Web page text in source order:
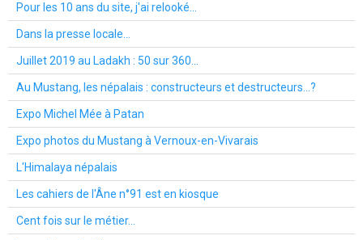
Pour les 10 ans du site, j'ai relooké...
Dans la presse locale...
Juillet 2019 au Ladakh : 50 sur 360...
Au Mustang, les népalais : constructeurs et destructeurs...?
Expo Michel Mée à Patan
Expo photos du Mustang à Vernoux-en-Vivarais
L'Himalaya népalais
Les cahiers de l'Âne n°91 est en kiosque
Cent fois sur le métier...